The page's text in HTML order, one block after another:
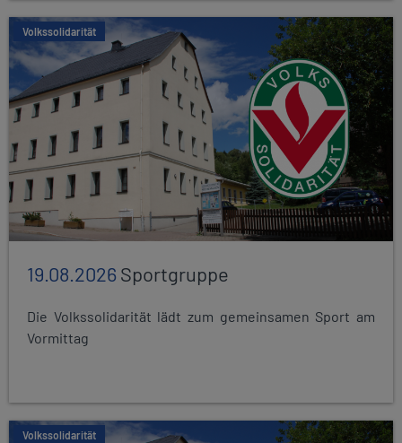
Volkssolidarität
19.08.2026Sportgruppe
Die Volkssolidarität lädt zum gemeinsamen Sport am
Vormittag
Volkssolidarität